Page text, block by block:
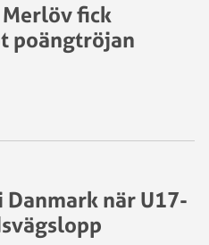
fick
poängtröjan
Danmark när U17-